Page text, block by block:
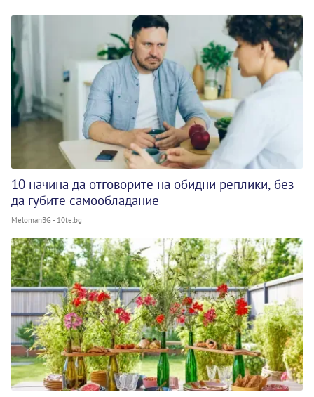
10 начина да отговорите на обидни реплики, без
да губите самообладание
MelomanBG - 10te.bg